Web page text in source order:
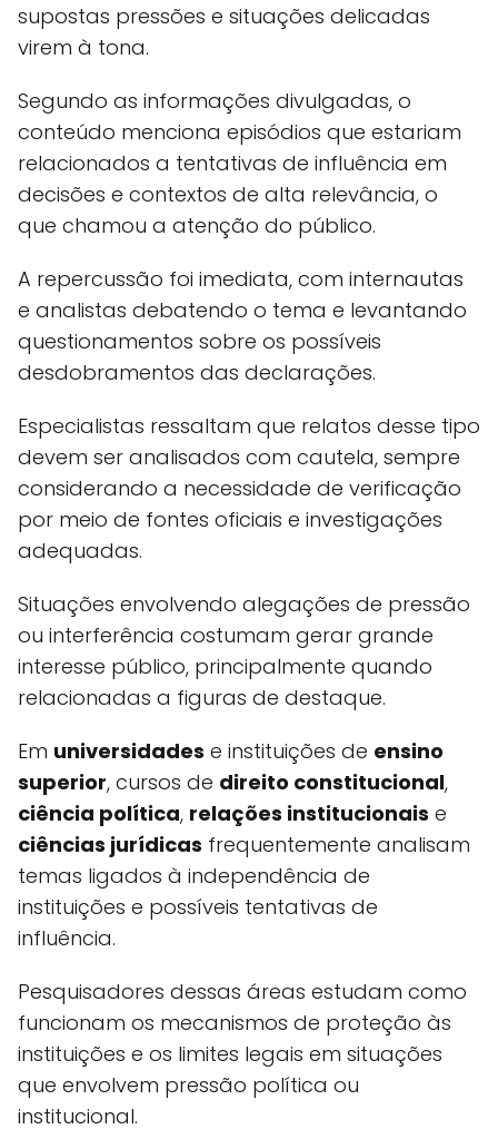
supostas pressões e situações delicadas
virem à tona.
Segundo as informações divulgadas, o
conteúdo menciona episódios que estariam
relacionados a tentativas de influência em
decisões e contextos de alta relevância, o
que chamou a atenção do público.
A repercussão foi imediata, com internautas
e analistas debatendo o tema e levantando
questionamentos sobre os possíveis
desdobramentos das declarações.
Especialistas ressaltam que relatos desse tipo
devem ser analisados com cautela, sempre
considerando a necessidade de verificação
por meio de fontes oficiais e investigações
adequadas.
Situações envolvendo alegações de pressão
ou interferência costumam gerar grande
interesse público, principalmente quando
relacionadas a figuras de destaque.
Em universidades e instituições de ensino
superior, cursos de direito constitucional,
ciência política, relações institucionais e
ciências jurídicas frequentemente analisam
temas ligados à independência de
instituições e possíveis tentativas de
influência.
Pesquisadores dessas áreas estudam como
funcionam os mecanismos de proteção às
instituições e os limites legais em situações
que envolvem pressão política ou
institucional.